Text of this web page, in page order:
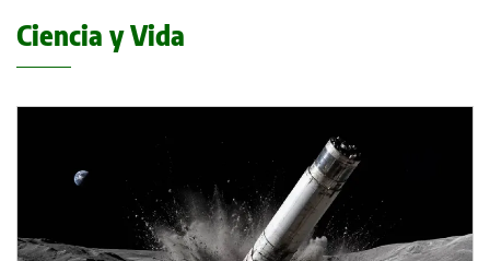
Ciencia y Vida